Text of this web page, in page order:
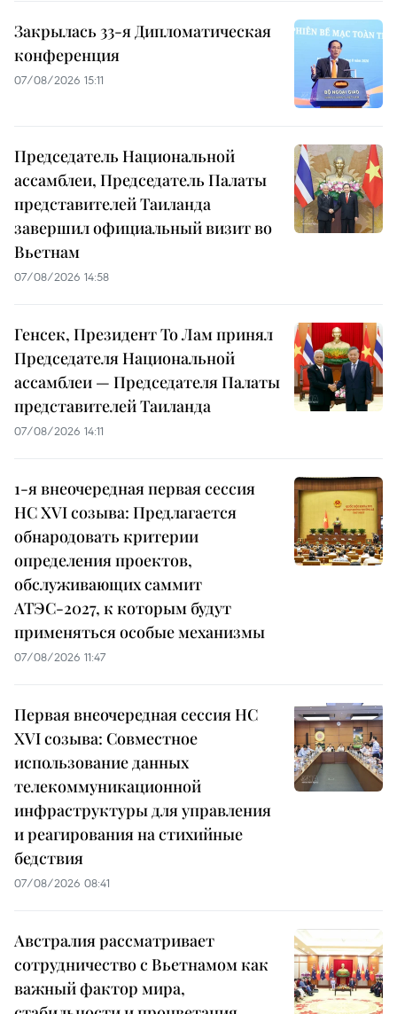
Закрылась 33-я Дипломатическая
конференция
07/08/2026 15:11
Председатель Национальной
ассамблеи, Председатель Палаты
представителей Таиланда
завершил официальный визит во
Вьетнам
07/08/2026 14:58
Генсек, Президент То Лам принял
Председателя Национальной
ассамблеи — Председателя Палаты
представителей Таиланда
07/08/2026 14:11
1-я внеочередная первая сессия
НС XVI созыва: Предлагается
обнародовать критерии
определения проектов,
обслуживающих саммит
АТЭС-2027, к которым будут
применяться особые механизмы
07/08/2026 11:47
Первая внеочередная сессия НС
XVI созыва: Совместное
использование данных
телекоммуникационной
инфраструктуры для управления
и реагирования на стихийные
бедствия
07/08/2026 08:41
Австралия рассматривает
сотрудничество с Вьетнамом как
важный фактор мира,